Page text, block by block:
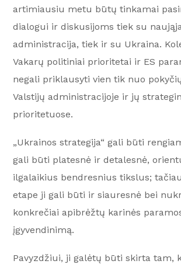
artimiausiu metu būtų tinkamai
dialogui ir diskusijoms tiek su
administracija, tiek ir su Ukraina.
Vakarų politiniai prioritetai ir ES
negali priklausyti vien tik nuo
Valstijų administracijoje ir jų
prioritetuose.
„Ukrainos strategija“ gali būti
gali būti platesnė ir detalesnė,
ilgalaikius bendresnius tikslus;
etape ji gali būti ir siauresnė bei
konkrečiai apibrėžtų karinės
įgyvendinimą.
Pavyzdžiui, ji galėtų būti skirta tam,